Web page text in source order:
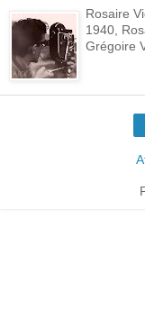
Rosaire
1940,
Grégoire